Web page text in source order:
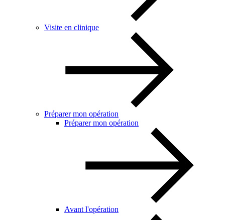
Visite en clinique
Préparer mon opération
Préparer mon opération
Avant l'opération